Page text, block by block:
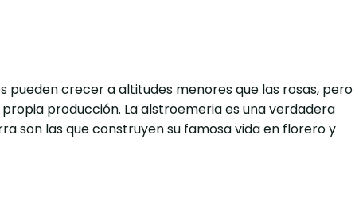
pueden crecer a altitudes menores que las rosas, pero
producción. La alstroemeria es una verdadera
son las que construyen su famosa vida en florero y